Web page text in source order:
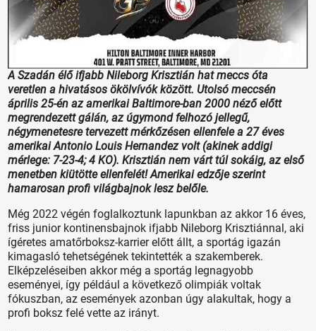
A Szadán élő ifjabb Nileborg Krisztián hat meccs óta
veretlen a hivatásos ökölvívók között. Utolsó meccsén
április 25-én az amerikai Baltimore-ban 2000 néző előtt
megrendezett gálán, az úgymond felhozó jellegű,
négymenetesre tervezett mérkőzésen ellenfele a 27 éves
amerikai Antonio Louis Hernandez volt (akinek addigi
mérlege: 7-23-4; 4 KO). Krisztián nem várt túl sokáig, az első
menetben kiütötte ellenfelét! Amerikai edzője szerint
hamarosan profi világbajnok lesz belőle.
Még 2022 végén foglalkoztunk lapunkban az akkor 16 éves,
friss junior kontinensbajnok ifjabb Nileborg Krisztiánnal, aki
ígéretes amatőrboksz-karrier előtt állt, a sportág igazán
kimagasló tehetségének tekintették a szakemberek.
Elképzeléseiben akkor még a sportág legnagyobb
eseményei, így például a következő olimpiák voltak
fókuszban, az események azonban úgy alakultak, hogy a
profi boksz felé vette az irányt.